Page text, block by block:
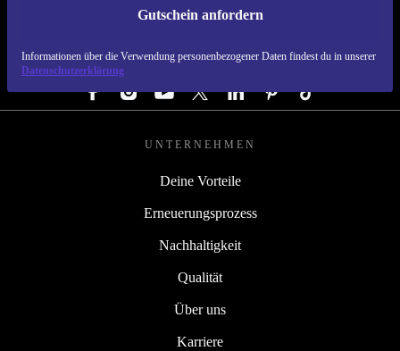
Gutschein anfordern
Informationen über die Verwendung personenbezogener Daten findest du in unserer
Datenschutzerklärung
REFURBED DEUTSCHLAND - RETHINK NEW.
FOLGE UNS
UNTERNEHMEN
Deine Vorteile
Erneuerungsprozess
Nachhaltigkeit
Qualität
Über uns
Karriere